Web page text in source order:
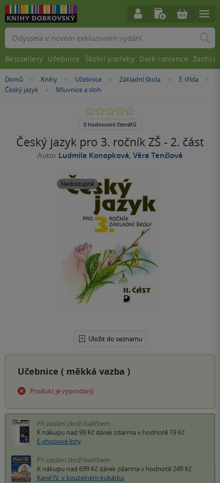
Nacházíte
se
Domů »Knihy »Učebnice »
Základní škola »
3. třída
Český jazyk »
Mluvnice a sloh
Český jazyk pro 3. ročník ZŠ - 2. část
Autor Ludmila Konopková, Věra Tenčlová
Nedostupné
Uložit do seznamu
0.0
5
0 hodnocení čtenářů
Učebnice ( měkká vazba )
Produkt je vyprodaný.
Při zaslání zboží balíčkem
K nákupu nad 99 Kč dárek zdarma v hodnotě 19 Kč
E-shopové listy
Při zaslání zboží balíčkem
K nákupu nad 699 Kč dárek zdarma v hodnotě 249 Kč
Karel IV. v kouzelném kukátku
Vyhledávání
Bestsellery Učebnice Školní potřeby Dark romance